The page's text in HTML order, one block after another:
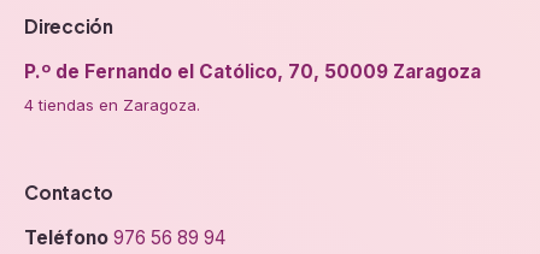
Dirección
P.º de Fernando el Católico, 70, 50009 Zaragoza
4 tiendas en Zaragoza.
Contacto
Teléfono 976 56 89 94